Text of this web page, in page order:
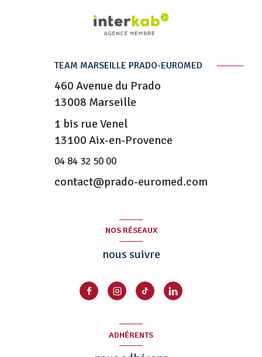
TEAM MARSEILLE PRADO-EUROMED
460 Avenue du Prado
13008 Marseille
1 bis rue Venel
13100 Aix-en-Provence
04 84 32 50 00
contact@prado-euromed.com
NOS RÉSEAUX
nous suivre
ADHÉRENTS